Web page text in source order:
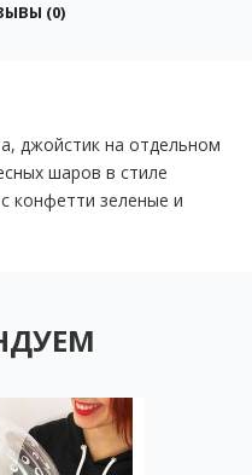
(0)
джойстик на отдельном
шаров в стиле
конфетти зеленые и